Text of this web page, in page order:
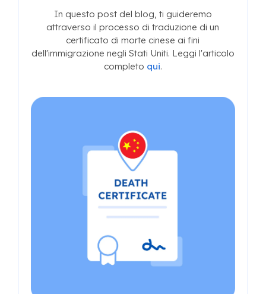
In questo post del blog, ti guideremo
attraverso il processo di traduzione di un
certificato di morte cinese ai fini
dell'immigrazione negli Stati Uniti. Leggi l'articolo
completo qui.